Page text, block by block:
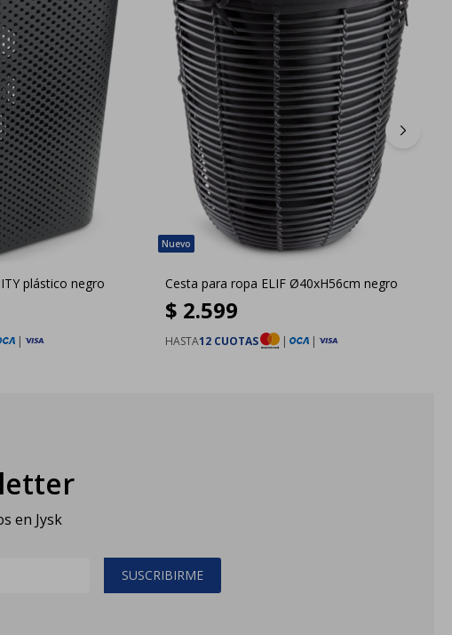
plástico negro
|
Cesta para ropa ELIF Ø40xH56cm negro
$ 2.599
HASTA12 CUOTAS | |
en Jysk
SUSCRIBIRME